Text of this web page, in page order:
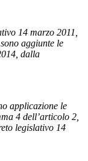
14 marzo 2011,
aggiunte le
dalla
applicazione le
4 dell’articolo 2,
legislativo 14